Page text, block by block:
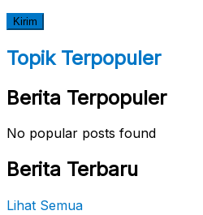
Topik Terpopuler
Berita Terpopuler
No popular posts found
Berita Terbaru
Lihat Semua